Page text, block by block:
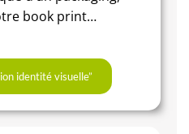
book print…
identité visuelle”